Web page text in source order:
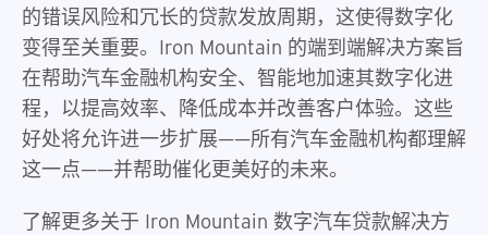
的错误风险和冗长的贷款发放周期，这使得数字化
变得至关重要。Iron Mountain 的端到端解决方案旨
在帮助汽车金融机构安全、智能地加速其数字化进
程，以提高效率、降低成本并改善客户体验。这些
好处将允许进一步扩展——所有汽车金融机构都理解
这一点——并帮助催化更美好的未来。
了解更多关于 Iron Mountain 数字汽车贷款解决方